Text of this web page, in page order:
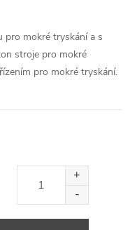
pro mokré tryskání a s
stroje pro mokré
pro mokré tryskání.